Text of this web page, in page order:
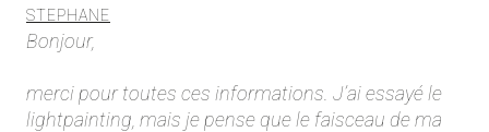
STEPHANE
Bonjour,
merci pour toutes ces informations. J’ai essayé le
lightpainting, mais je pense que le faisceau de ma